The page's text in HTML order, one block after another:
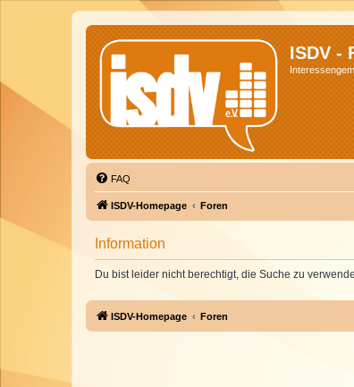
ISDV -
FAQ
ISDV-Homepage Foren
Information
Du bist leider nicht berechtigt, die Suche zu
ISDV-Homepage Foren